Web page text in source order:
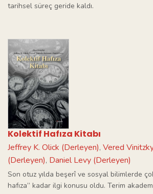
tarihsel süreç geride kaldı.
Kolektif Hafıza Kitabı
Jeffrey K. Olick (Derleyen), Vered
(Derleyen), Daniel Levy (Derleyen)
Son otuz yılda beşerî ve sosyal bilimlerde
hafıza” kadar ilgi konusu oldu. Terim